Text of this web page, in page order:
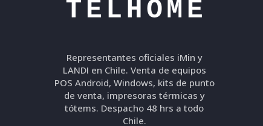
Representantes oficiales iMin y
LANDI en Chile. Venta de equipos
POS Android, Windows, kits de punto
de venta, impresoras térmicas y
tótems. Despacho 48 hrs a todo
Chile.